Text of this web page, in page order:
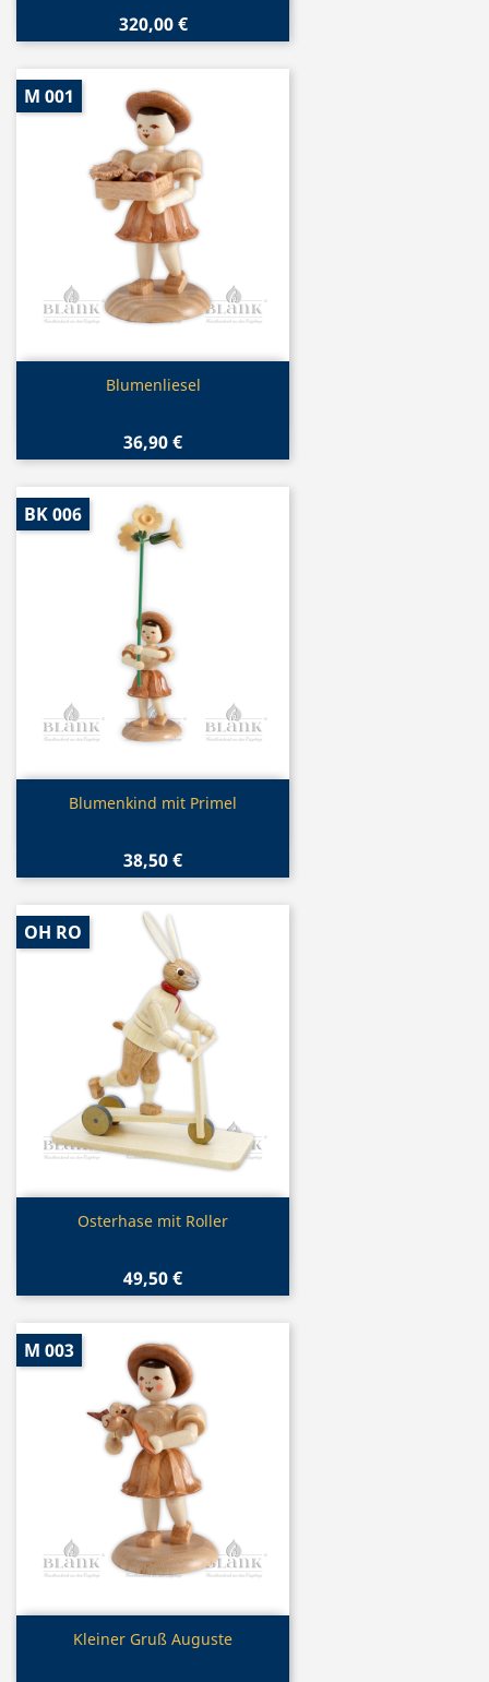
320,00 €
Vorschau
Blumenliesel
36,90 €
M 001
Vorschau
Blumenkind mit Primel
38,50 €
BK 006
Vorschau
Osterhase mit Roller
49,50 €
OH RO
Vorschau
Kleiner Gruß Auguste
M 003